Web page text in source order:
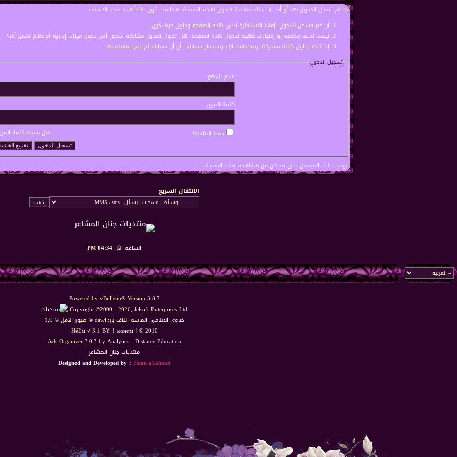
أنت لم تسجل الدخول بعد أو أنك لا تملك صلاحية لدخول لهذه الصفحة. هذا قد يكون عائداً لأحد هذه الأسباب:
أن غير مسجل للدخول. إملاء الاستمارة أدنى هذه الصفحة وحاول مرة أخرى.
ليست لديك صلاحية أو إمتيازات كافية لدخول هذه الصفحة. هل تحاول تعديل مشاركة شخص آخر, دخول ميزات إدارية أو نظام متميز آخر؟
إذا كنت تحاول كتابة مشاركة, ربما قامت الإدارة بحظر حسابك , أو أن حسابك لم يتم تفعيله بعد.
تسجيل الدخول
اسم العضو:
كلمة المرور:
هل نسيت كلمة حفظ البيانات؟
يتوجب عليك التسجيلحتى تتمكن من مشاهدة هذه الصفحة.
الانتقال السريع
الساعة الآن04:34 PM
Powered by vBulletin® Version 3.8.7
Copyright ©2000 - 2026, Jelsoft Enterprises Ltd
ضاوي الغنامي الماسة الناف بار::dawi ® طيور الامل © 1,0
HêĽм √ 3.1 BY: ! ωαнαм ! © 2010
Ads Organizer 3.0.3 byAnalytics-Distance Education
منتديات جنان المشاعر
Designed and Developed by : Jinan al.klmah